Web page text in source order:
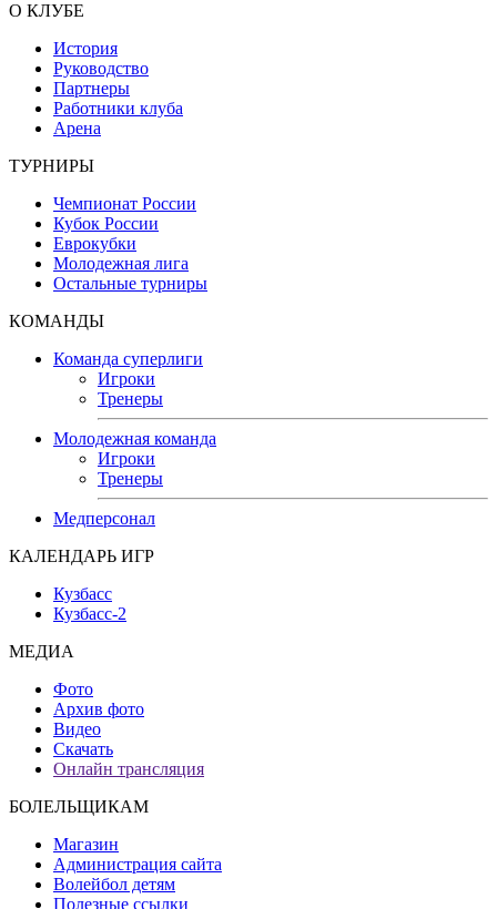
О КЛУБЕ
История
Руководство
Партнеры
Работники клуба
Арена
ТУРНИРЫ
Чемпионат России
Кубок России
Еврокубки
Молодежная лига
Остальные турниры
КОМАНДЫ
Команда суперлиги
Игроки
Тренеры
Молодежная команда
Игроки
Тренеры
Медперсонал
КАЛЕНДАРЬ ИГР
Кузбасс
Кузбасс-2
МЕДИА
Фото
Архив фото
Видео
Скачать
Онлайн трансляция
БОЛЕЛЬЩИКАМ
Магазин
Администрация сайта
Волейбол детям
Полезные ссылки